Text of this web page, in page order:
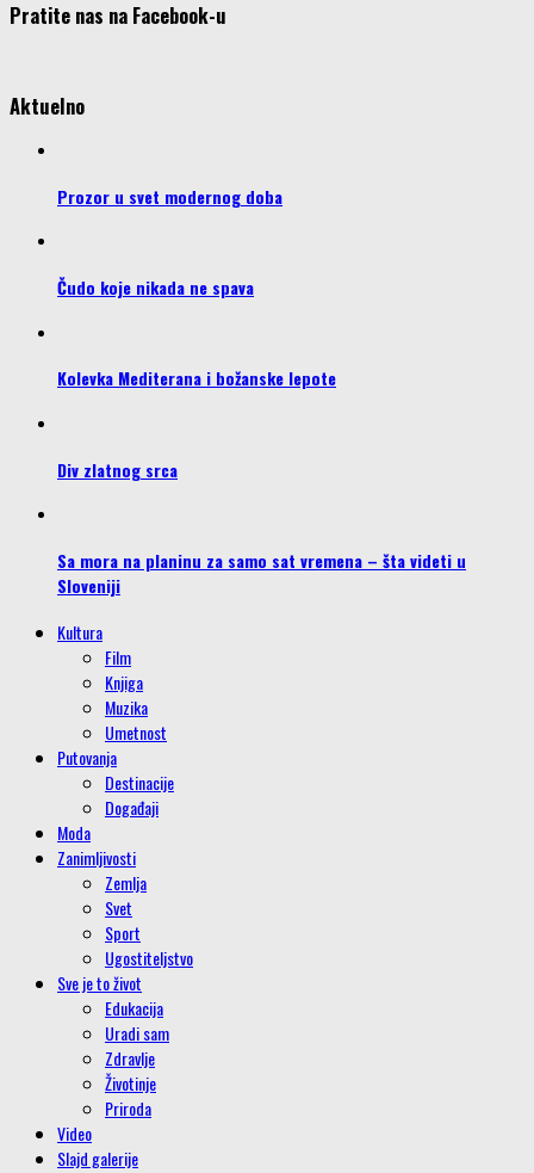
Pratite nas na Facebook-u
Aktuelno
Prozor u svet modernog doba
Čudo koje nikada ne spava
Kolevka Mediterana i božanske lepote
Div zlatnog srca
Sa mora na planinu za samo sat vremena – šta videti u
Sloveniji
Kultura
Film
Knjiga
Muzika
Umetnost
Putovanja
Destinacije
Događaji
Moda
Zanimljivosti
Zemlja
Svet
Sport
Ugostiteljstvo
Sve je to život
Edukacija
Uradi sam
Zdravlje
Životinje
Priroda
Video
Slajd galerije